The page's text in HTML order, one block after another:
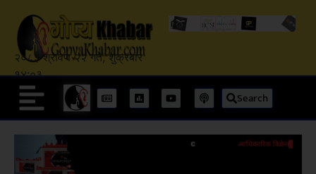
२०८३ श्रावण २२ गते, शुक्रबार
१४:०३
Search